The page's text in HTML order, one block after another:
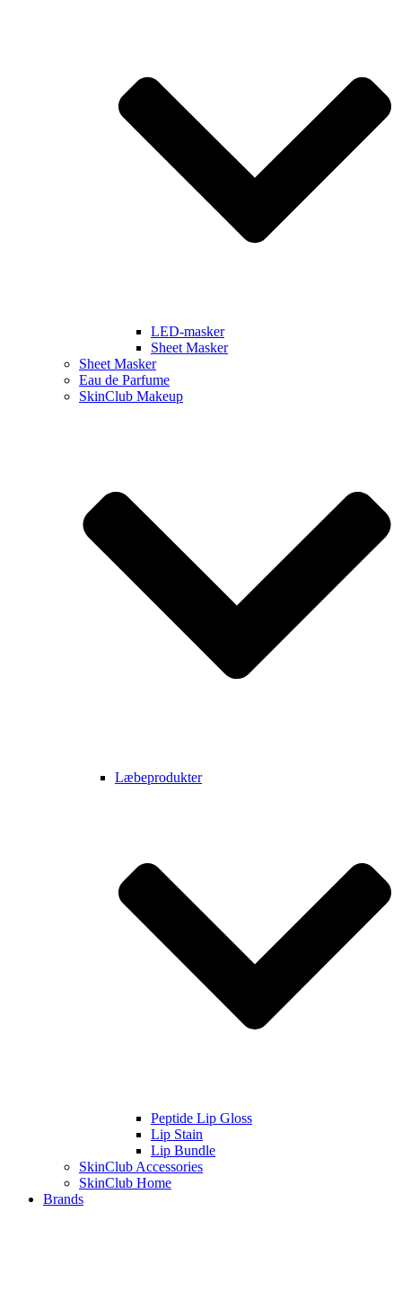
LED-masker
Sheet Masker
Sheet Masker
Eau de Parfume
SkinClub Makeup
Læbeprodukter
Peptide Lip Gloss
Lip Stain
Lip Bundle
SkinClub Accessories
SkinClub Home
Brands